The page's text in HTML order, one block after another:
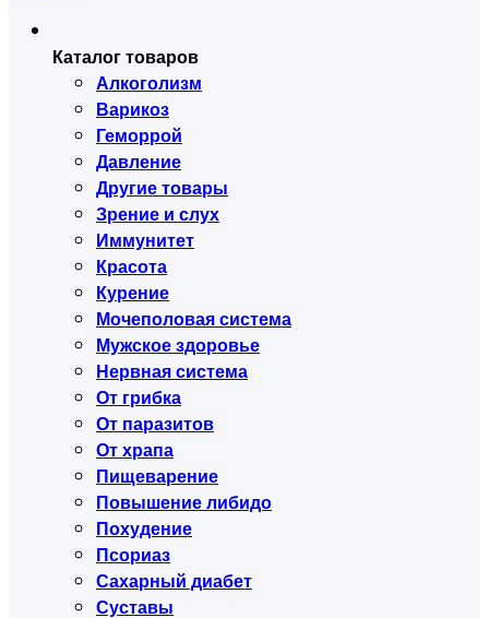
Каталог товаров
Алкоголизм
Варикоз
Геморрой
Давление
Другие товары
Зрение и слух
Иммунитет
Красота
Курение
Мочеполовая система
Мужское здоровье
Нервная система
От грибка
От паразитов
От храпа
Пищеварение
Повышение либидо
Похудение
Псориаз
Сахарный диабет
Суставы